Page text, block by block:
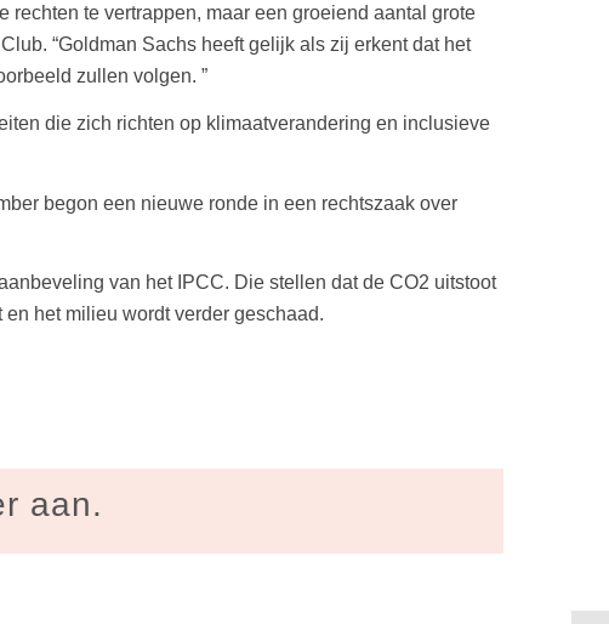
rechten te vertrappen, maar een groeiend aantal grote
“Goldman Sachs heeft gelijk als zij erkent dat het
zullen volgen. ”
die zich richten op klimaatverandering en inclusieve
begon een nieuwe ronde in een rechtszaak over
van het IPCC. Die stellen dat de CO2 uitstoot
het milieu wordt verder geschaad.
aan.